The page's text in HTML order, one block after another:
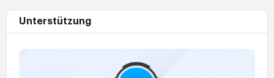
Unterstützung